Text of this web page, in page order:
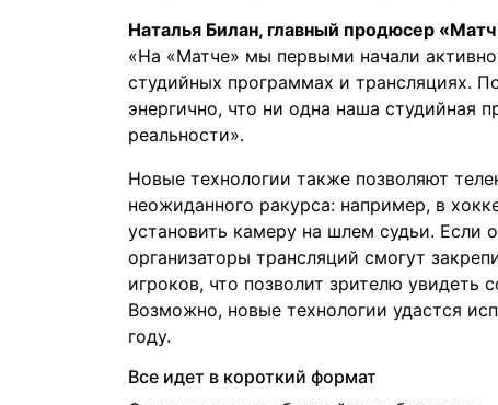
Наталья Билан, главный продюсер
«На «Матче» мы первыми начали
студийных программах и трансляциях.
энергично, что ни одна наша студийная
реальности».
Новые технологии также позволяют
неожиданного ракурса: например, в
установить камеру на шлем судьи. Если
организаторы трансляций смогут
игроков, что позволит зрителю увидеть
Возможно, новые технологии удастся
году.
Все идет в короткий формат